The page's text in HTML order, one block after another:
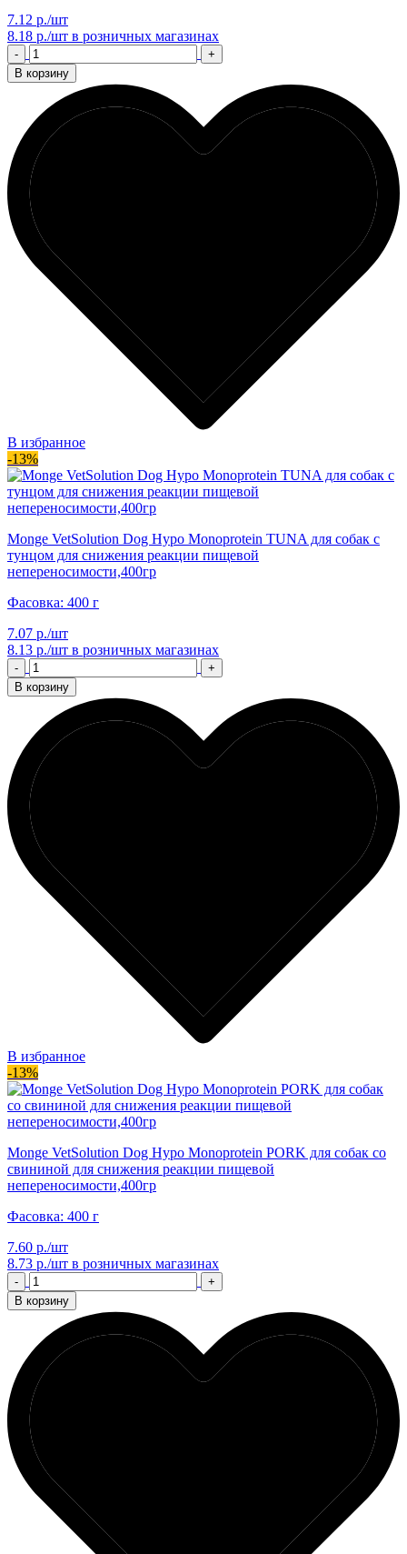
7.12 р./шт
8.18 р./шт в розничных магазинах
-
+
В корзину
В избранное
-13%
Monge VetSolution Dog Hypo Monoprotein TUNA для собак с
тунцом для снижения реакции пищевой
непереносимости,400гр
Фасовка: 400 г
7.07 р./шт
8.13 р./шт в розничных магазинах
-
+
В корзину
В избранное
-13%
Monge VetSolution Dog Hypo Monoprotein PORK для собак со
свининой для снижения реакции пищевой
непереносимости,400гр
Фасовка: 400 г
7.60 р./шт
8.73 р./шт в розничных магазинах
-
+
В корзину